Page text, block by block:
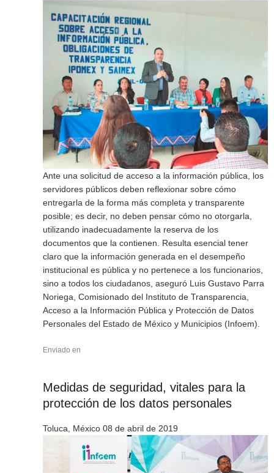
Ante una solicitud de acceso a la información pública, los
servidores públicos deben reflexionar sobre cómo
entregarla de la forma más completa y transparente
posible; es decir, no deben pensar cómo no otorgarla,
utilizando inadecuadamente la reserva de los
documentos que la contienen. Resulta esencial tener
claro que la información generada en el desempeño
institucional es pública y no pertenece a los funcionarios,
sino a todos los ciudadanos, aseguró Luis Gustavo Parra
Noriega, Comisionado del Instituto de Transparencia,
Acceso a la Información Pública y Protección de Datos
Personales del Estado de México y Municipios (Infoem).
Enviado en
Medidas de seguridad, vitales para la
protección de los datos personales
Toluca, México 08 de abril de 2019